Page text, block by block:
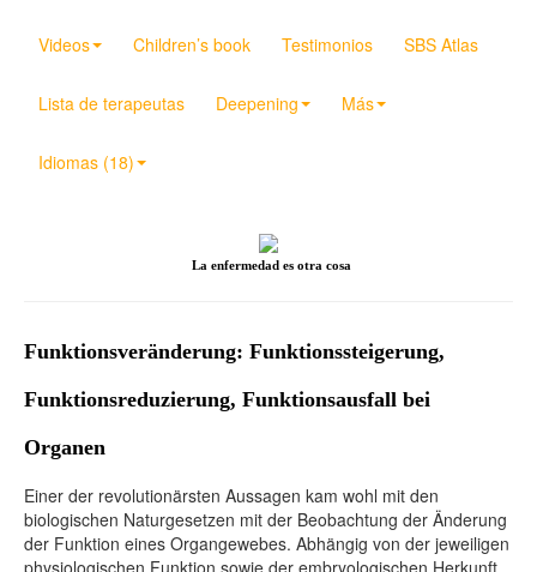
Videos Children’s book Testimonios SBS Atlas
Lista de terapeutas Deepening Más
Idiomas (18)
La enfermedad es otra cosa
Funktionsveränderung: Funktionssteigerung,
Funktionsreduzierung, Funktionsausfall bei
Organen
Einer der revolutionärsten Aussagen kam wohl mit den
biologischen Naturgesetzen mit der Beobachtung der Änderung
der Funktion eines Organgewebes. Abhängig von der jeweiligen